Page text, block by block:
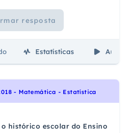
resposta
Estatísticas Aulas
- Matemática - Estatística
histórico escolar do Ensino